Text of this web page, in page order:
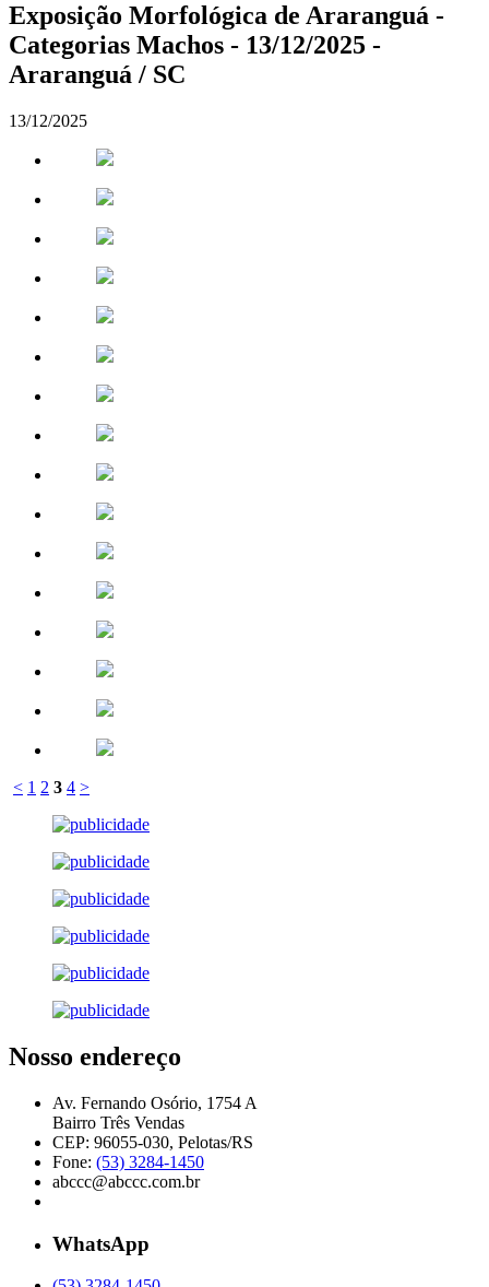
Exposição Morfológica de Araranguá -
Categorias Machos - 13/12/2025 -
Araranguá / SC
13/12/2025
< 1 2 3 4 >
Nosso endereço
Av. Fernando Osório, 1754 A
Bairro Três Vendas
CEP: 96055-030, Pelotas/RS
Fone: (53) 3284-1450
abccc@abccc.com.br
WhatsApp